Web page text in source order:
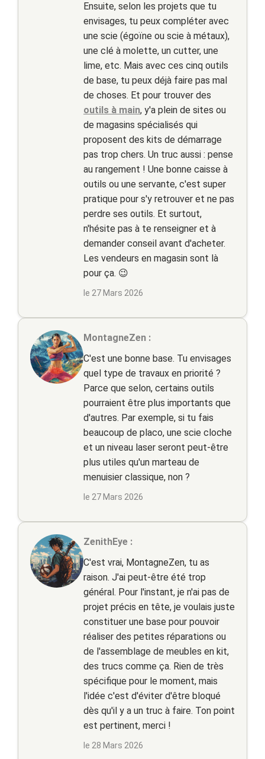
Ensuite, selon les projets que tu
envisages, tu peux compléter avec
une scie (égoïne ou scie à métaux),
une clé à molette, un cutter, une
lime, etc. Mais avec ces cinq outils
de base, tu peux déjà faire pas mal
de choses. Et pour trouver des
outils à main, y'a plein de sites ou
de magasins spécialisés qui
proposent des kits de démarrage
pas trop chers. Un truc aussi : pense
au rangement ! Une bonne caisse à
outils ou une servante, c'est super
pratique pour s'y retrouver et ne pas
perdre ses outils. Et surtout,
n'hésite pas à te renseigner et à
demander conseil avant d'acheter.
Les vendeurs en magasin sont là
pour ça. 😉
le 27 Mars 2026
MontagneZen :
C'est une bonne base. Tu envisages
quel type de travaux en priorité ?
Parce que selon, certains outils
pourraient être plus importants que
d'autres. Par exemple, si tu fais
beaucoup de placo, une scie cloche
et un niveau laser seront peut-être
plus utiles qu'un marteau de
menuisier classique, non ?
le 27 Mars 2026
ZenithEye :
C'est vrai, MontagneZen, tu as
raison. J'ai peut-être été trop
général. Pour l'instant, je n'ai pas de
projet précis en tête, je voulais juste
constituer une base pour pouvoir
réaliser des petites réparations ou
de l'assemblage de meubles en kit,
des trucs comme ça. Rien de très
spécifique pour le moment, mais
l'idée c'est d'éviter d'être bloqué
dès qu'il y a un truc à faire. Ton point
est pertinent, merci !
le 28 Mars 2026